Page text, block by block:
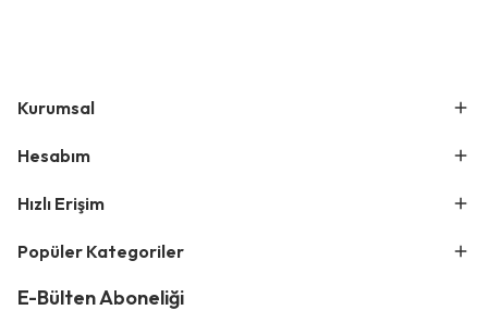
Kurumsal
Hesabım
Hızlı Erişim
Popüler Kategoriler
E-Bülten Aboneliği